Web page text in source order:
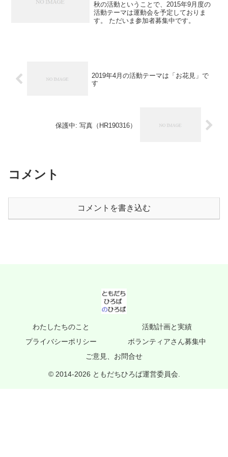
秋の活動ということで、2015年9月度の
活動テーマは運動会を予定しておりま
す。 ただいま参加者募集中です。
2019年4月の活動テーマは「お花見」で
す
保護中: 写真（HR190316）
コメント
コメントを書き込む
わたしたちのこと
活動計画と実績
プライバシーポリシー
ボランティアさん募集中
ご意見、お問合せ
© 2014-2026 ともだちひろば運営委員会.